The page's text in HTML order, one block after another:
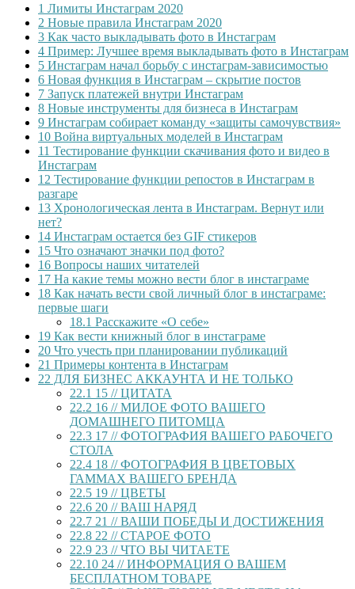
1 Лимиты Инстаграм 2020
2 Новые правила Инстаграм 2020
3 Как часто выкладывать фото в Инстаграм
4 Пример: Лучшее время выкладывать фото в Инстаграм
5 Инстаграм начал борьбу с инстаграм-зависимостью
6 Новая функция в Инстаграм – скрытие постов
7 Запуск платежей внутри Инстаграм
8 Новые инструменты для бизнеса в Инстаграм
9 Инстаграм собирает команду «защиты самочувствия»
10 Война виртуальных моделей в Инстаграм
11 Тестирование функции скачивания фото и видео в
Инстаграм
12 Тестирование функции репостов в Инстаграм в
разгаре
13 Хронологическая лента в Инстаграм. Вернут или
нет?
14 Инстаграм остается без GIF стикеров
15 Что означают значки под фото?
16 Вопросы наших читателей
17 На какие темы можно вести блог в инстаграме
18 Как начать вести свой личный блог в инстаграме:
первые шаги
18.1 Расскажите «О себе»
19 Как вести книжный блог в инстаграме
20 Что учесть при планировании публикаций
21 Примеры контента в Инстаграм
22 ДЛЯ БИЗНЕС АККАУНТА И НЕ ТОЛЬКО
22.1 15 // ЦИТАТА
22.2 16 // МИЛОЕ ФОТО ВАШЕГО
ДОМАШНЕГО ПИТОМЦА
22.3 17 // ФОТОГРАФИЯ ВАШЕГО РАБОЧЕГО
СТОЛА
22.4 18 // ФОТОГРАФИЯ В ЦВЕТОВЫХ
ГАММАХ ВАШЕГО БРЕНДА
22.5 19 // ЦВЕТЫ
22.6 20 // ВАШ НАРЯД
22.7 21 // ВАШИ ПОБЕДЫ И ДОСТИЖЕНИЯ
22.8 22 // СТАРОЕ ФОТО
22.9 23 // ЧТО ВЫ ЧИТАЕТЕ
22.10 24 // ИНФОРМАЦИЯ О ВАШЕМ
БЕСПЛАТНОМ ТОВАРЕ